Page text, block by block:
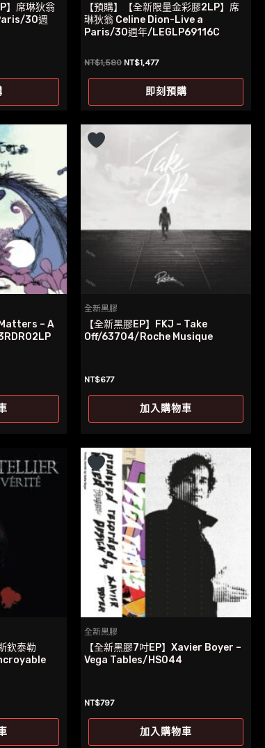
】席琳狄翁
30週
。
【預購】【全新限量金彩膠2LP】席
琳狄翁 Celine Dion-Live a
Paris/30週年/LEGLP69116C
NT$1,580 原
NT$1,580。
NT$1,477目
價
格：
NT$1,477。
即刻預購
Matters – A
全新黑膠
【全新黑膠EP】FKJ – Take
Off/63704/Roche Musique
NT$677
加入購物車
欽泰勒
全新黑膠
【全新黑膠7吋EP】Xavier Boyer –
Vega Tables/HS044
NT$797
加入購物車